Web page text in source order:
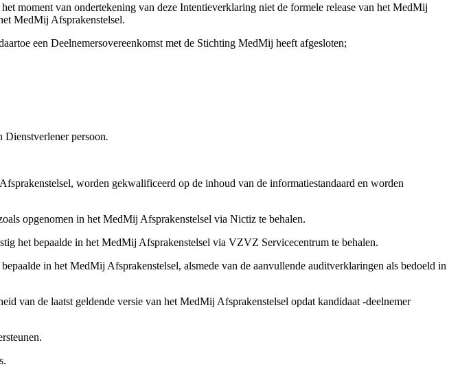
moment van ondertekening van deze Intentieverklaring niet de formele release van het MedMij
het MedMij Afsprakenstelsel.
een Deelnemersovereenkomst met de Stichting MedMij heeft afgesloten;
Dienstverlener persoon.
worden gekwalificeerd op de inhoud van de informatiestandaard en worden
opgenomen in het MedMij Afsprakenstelsel via Nictiz te behalen.
het bepaalde in het MedMij Afsprakenstelsel via VZVZ Servicecentrum te behalen.
in het MedMij Afsprakenstelsel, alsmede van de aanvullende auditverklaringen als bedoeld in
van de laatst geldende versie van het MedMij Afsprakenstelsel opdat kandidaat -deelnemer